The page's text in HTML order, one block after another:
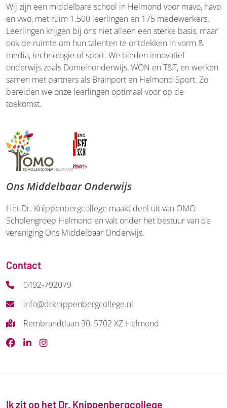
Wij zijn een middelbare school in Helmond voor mavo, havo
en vwo, met ruim 1.500 leerlingen en 175 medewerkers.
Leerlingen krijgen bij ons niet alleen een sterke basis, maar
ook de ruimte om hun talenten te ontdekken in vorm &
media, technologie of sport. We bieden innovatief
onderwijs zoals Domeinonderwijs, WON en T&T, en werken
samen met partners als Brainport en Helmond Sport. Zo
bereiden we onze leerlingen optimaal voor op de
toekomst.
Ons Middelbaar Onderwijs
Het Dr. Knippenbergcollege maakt deel uit van OMO
Scholengroep Helmond en valt onder het bestuur van de
vereniging Ons Middelbaar Onderwijs.
Contact
0492-792079
info@drknippenbergcollege.nl
Rembrandtlaan 30, 5702 XZ Helmond
Ik zit op het Dr. Knippenbergcollege